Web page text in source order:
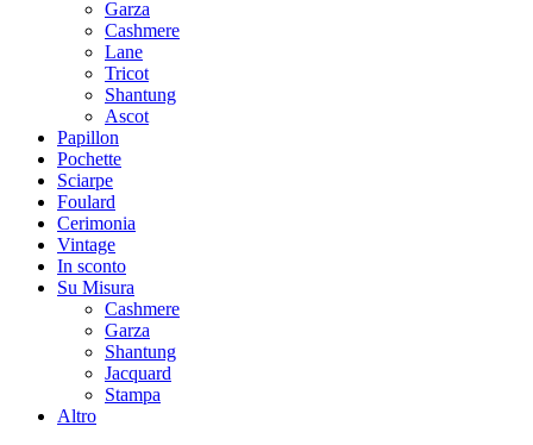
Garza
Cashmere
Lane
Tricot
Shantung
Ascot
Papillon
Pochette
Sciarpe
Foulard
Cerimonia
Vintage
In sconto
Su Misura
Cashmere
Garza
Shantung
Jacquard
Stampa
Altro